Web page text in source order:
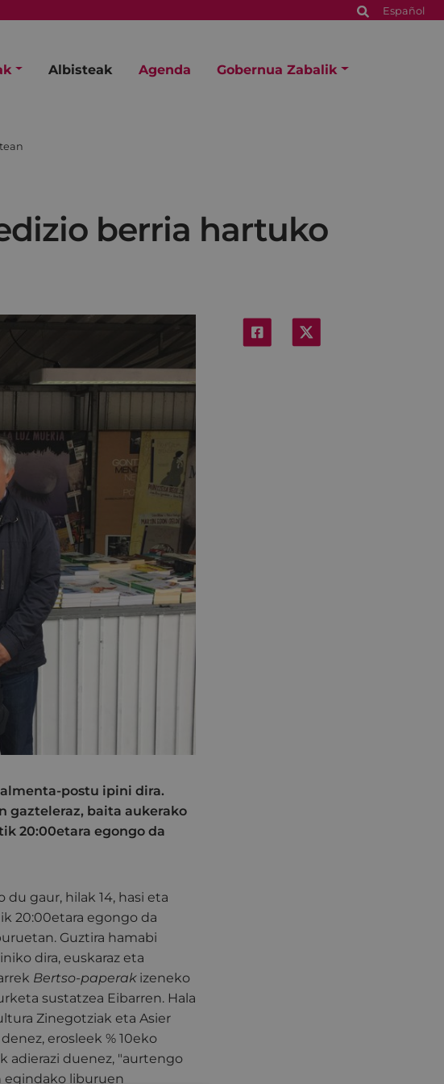
Español
Albisteak Agenda Gobernua Zabalik
berria hartuko
postu ipini dira.
gazteleraz, baita aukerako
20:00etara egongo da
gaur, hilak 14, hasi eta
20:00etara egongo da
Guztira hamabi
dira, euskaraz eta
Bertso-paperakizeneko
sustatzea Eibarren. Hala
Zinegotziak eta Asier
erosleek % 10eko
adierazi duenez, "aurtengo
egindako liburuen